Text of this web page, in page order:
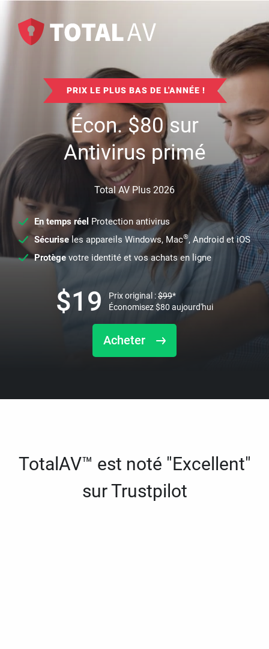
PRIX LE PLUS BAS DE L'ANNÉE !
Écon.$80sur
Antivirus primé
Total AV Plus 2026
En temps réel Protection antivirus
Sécuriseles appareils Windows, Mac®, Android et iOS
Protège votre identité et vos achats en ligne
Acheter
$19 Prix original :$99*
Économisez$80 aujourd'hui
TotalAV™ est noté "Excellent"
sur Trustpilot